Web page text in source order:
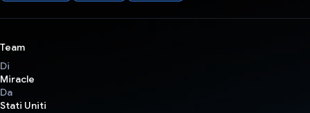
Team
Di
Miracle
Da
Stati Uniti